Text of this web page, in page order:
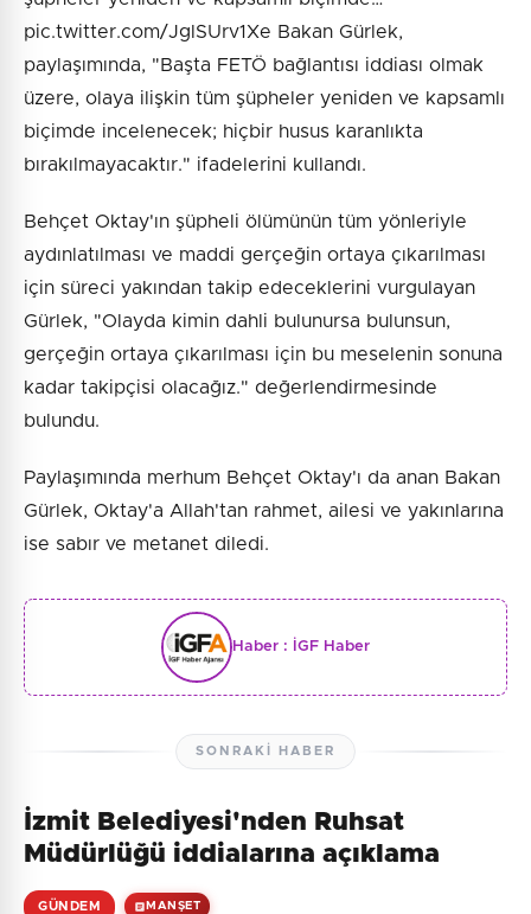
pic.twitter.com/JglSUrv1Xe Bakan Gürlek,
paylaşımında, "Başta FETÖ bağlantısı iddiası olmak
üzere, olaya ilişkin tüm şüpheler yeniden ve kapsamlı
biçimde incelenecek; hiçbir husus karanlıkta
bırakılmayacaktır." ifadelerini kullandı.
Behçet Oktay'ın şüpheli ölümünün tüm yönleriyle
aydınlatılması ve maddi gerçeğin ortaya çıkarılması
için süreci yakından takip edeceklerini vurgulayan
Gürlek, "Olayda kimin dahli bulunursa bulunsun,
gerçeğin ortaya çıkarılması için bu meselenin sonuna
kadar takipçisi olacağız." değerlendirmesinde
bulundu.
Paylaşımında merhum Behçet Oktay'ı da anan Bakan
Gürlek, Oktay'a Allah'tan rahmet, ailesi ve yakınlarına
ise sabır ve metanet diledi.
Haber : İGF Haber
SONRAKI HABER
İzmit Belediyesi'nden Ruhsat
Müdürlüğü iddialarına açıklama
GÜNDEM MANŞET